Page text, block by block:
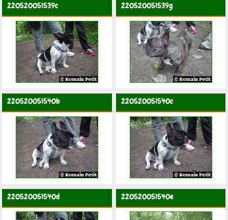
220520051539c 220520051539g
220520051540b 220520051540c
220520051540d 220520051540e